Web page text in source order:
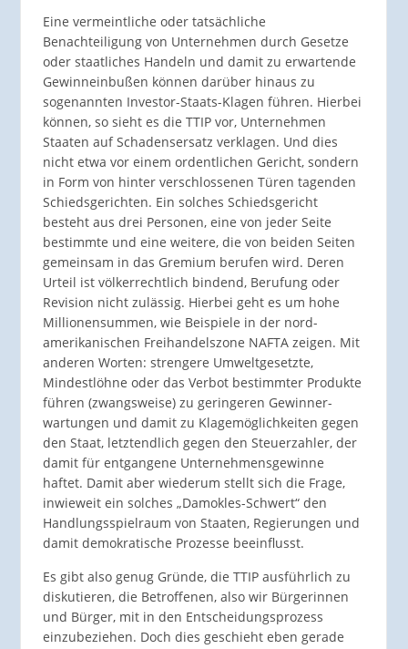
Eine vermeintliche oder tatsächliche
Benachteiligung von Unternehmen durch Gesetze
oder staatliches Handeln und damit zu erwartende
Gewinneinbußen können darüber hinaus zu
sogenannten Investor-Staats-Klagen führen. Hierbei
können, so sieht es die TTIP vor, Unternehmen
Staaten auf Schadensersatz verklagen. Und dies
nicht etwa vor einem ordentlichen Gericht, sondern
in Form von hinter verschlossenen Türen tagenden
Schiedsgerichten. Ein solches Schiedsgericht
besteht aus drei Personen, eine von jeder Seite
bestimmte und eine weitere, die von beiden Seiten
gemeinsam in das Gremium berufen wird. Deren
Urteil ist völkerrechtlich bindend, Berufung oder
Revision nicht zulässig. Hierbei geht es um hohe
Millionensummen, wie Beispiele in der nord-
amerikanischen Freihandelszone NAFTA zeigen. Mit
anderen Worten: strengere Umwelt­gesetzte,
Mindest­löhne oder das Verbot bestimmter Produkte
führen (zwangs­weise) zu geringeren Gewinner­
wartungen und damit zu Klagemöglich­keiten gegen
den Staat, letztendlich gegen den Steuerzahler, der
damit für entgangene Unternehmens­gewinne
haftet. Damit aber wiederum stellt sich die Frage,
inwieweit ein solches „Damokles-Schwert“ den
Handlungs­spielraum von Staaten, Regierungen und
damit demokratische Prozesse beeinflusst.
Es gibt also genug Gründe, die TTIP ausführlich zu
diskutieren, die Betroffenen, also wir Bürgerinnen
und Bürger, mit in den Entscheidungs­prozess
einzubeziehen. Doch dies geschieht eben gerade